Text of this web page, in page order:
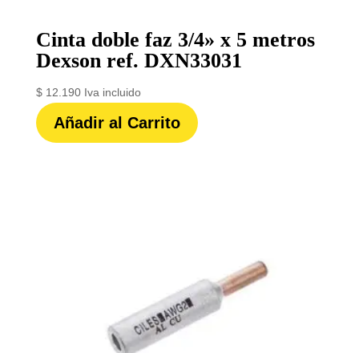
Cinta doble faz 3/4» x 5 metros
Dexson ref. DXN33031
$12.190 Iva incluido
Añadir al Carrito